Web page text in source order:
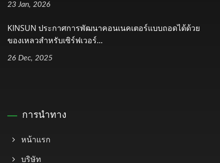
23 Jan, 2026
KINSUN ประกาศการพัฒนาคอนเนคเตอร์แบบถอดได้ด้วย
ของเหลวสำหรับเซิร์ฟเวอร์...
26 Dec, 2025
การนำทาง
หน้าแรก
บริษัท